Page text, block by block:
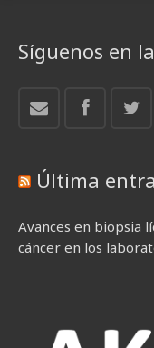
Síguenos en
Última
Avances en biopsia
cáncer en los